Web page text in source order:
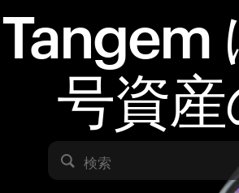
Tangem
号資
検索